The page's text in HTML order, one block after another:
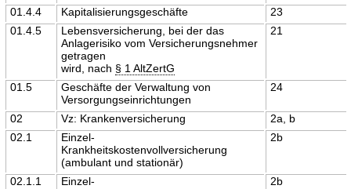
01.4.4
Kapitalisierungsgeschäfte
23
01.4.5
Lebensversicherung, bei der das
Anlagerisiko vom Versicherungsnehmer
getragen
wird, nach § 1 AltZertG
21
01.5
Geschäfte der Verwaltung von
Versorgungseinrichtungen
24
02 Vz: Krankenversicherung
2a, b
02.1
Einzel-
Krankheitskostenvollversicherung
(ambulant und stationär)
2b
02.1.1
Einzel-
2b